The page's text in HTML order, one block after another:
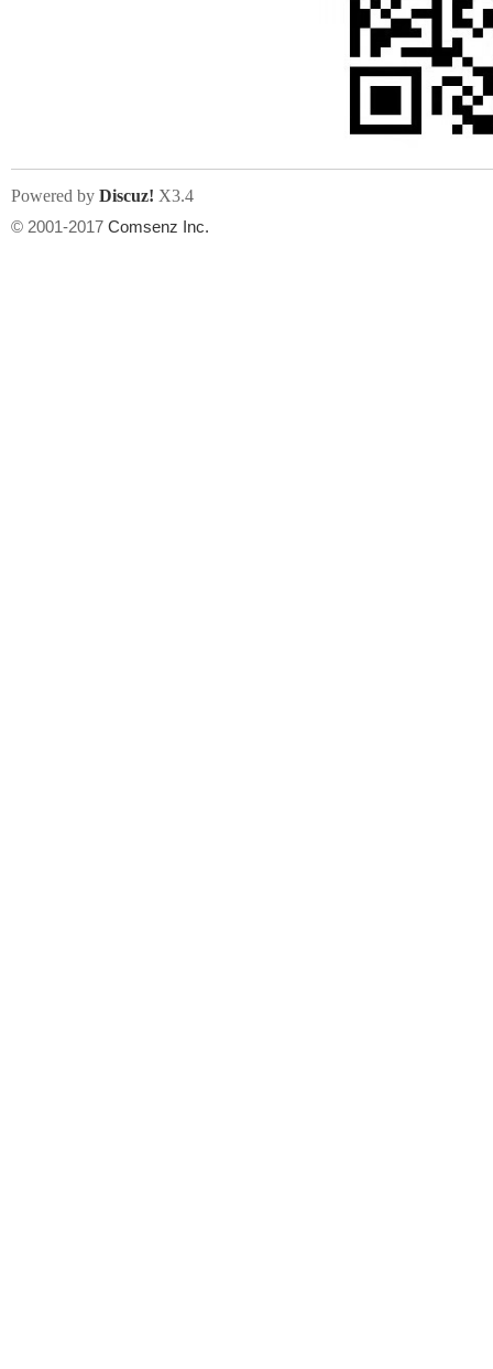
Powered by Discuz! X3.4
© 2001-2017 Comsenz Inc.